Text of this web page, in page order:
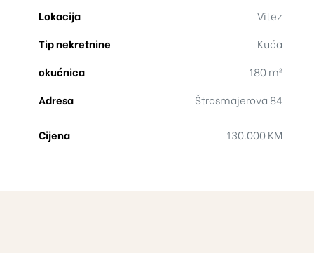
Lokacija
Vitez
Tip nekretnine
Kuća
okućnica
180 m²
Adresa
Štrosmajerova 84
Cijena 130.000 KM